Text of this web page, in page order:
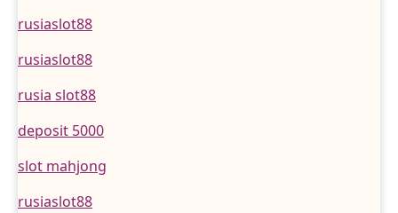
rusiaslot88
rusiaslot88
rusia slot88
deposit 5000
slot mahjong
rusiaslot88